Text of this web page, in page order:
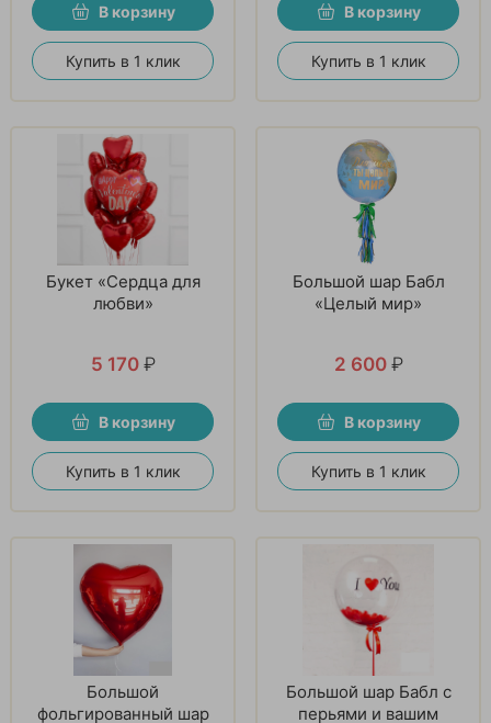
В корзину
Купить в 1 клик
В корзину
Купить в 1 клик
Букет «Сердца для
любви»
5 170 ₽
В корзину
Купить в 1 клик
Большой шар Бабл
«Целый мир»
2 600 ₽
В корзину
Купить в 1 клик
Большой
фольгированный шар
Большой шар Бабл с
перьями и вашим